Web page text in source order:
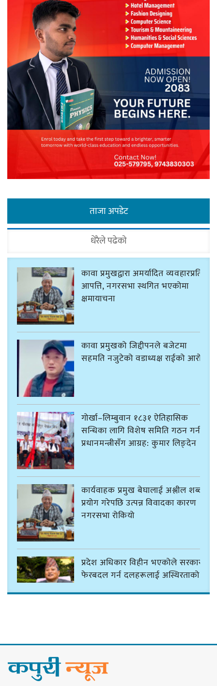
ताजा अपडेट
धेरैले पढेको
कावा प्रमुखद्वारा अमर्यादित व्यवहारप्रति
आपत्ति, नगरसभा स्थगित भएकोमा
क्षमायाचना
कावा प्रमुखको जिद्दीपनले बजेटमा
सहमति नजुटेको वडाध्यक्ष राईको आरोप
गोर्खा–लिम्बुवान १८३१ ऐतिहासिक
सन्धिका लागि विशेष समिति गठन गर्न
प्रधानमन्त्रीसँग आग्रह: कुमार लिङ्देन
कार्यवाहक प्रमुख बेघालाई अश्लील शब्द
प्रयोग गरेपछि उत्पन्न विवादका कारण
नगरसभा रोकियो
प्रदेश अधिकार विहीन भएकोले सरकार
फेरबदल गर्न दलहरूलाई अस्थिरताको
कार्यसम्पादनमा पहिलो